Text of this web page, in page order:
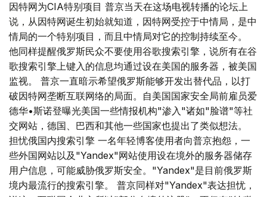
因特网为CIA特别项目 普京当天在这场电视转播的论坛上
说，从因特网诞生初始就知道，因特网受控于中情局，是中
情局的一个特别项目，而且中情局对它的控制持续至今。
他同样提醒俄罗斯民众不要使用谷歌搜索引擎，说所有在谷
歌搜索引擎上键入的信息均通过设在美国的服务器，被美国
监视。 普京一直暗示希望俄罗斯能够开发出替代品，以打
破因特网垄断互联网络的局面。自美国国家安全局前雇员爱
德华•斯诺登曝光美国一些情报机构"渗入"诸如"脸谱"等社
交网站，德国、巴西和其他一些国家也提出了类似想法。
担忧俄国内搜索引擎 一名年轻博客使用者向普京抱怨，一
些外国网站以及"Yandex"网站使用设在境外的服务器储存
用户信息，可能威胁俄罗斯安全。"Yandex"是目前俄罗斯
境内最流行的搜索引擎。 普京同样对"Yandex"表达担忧，